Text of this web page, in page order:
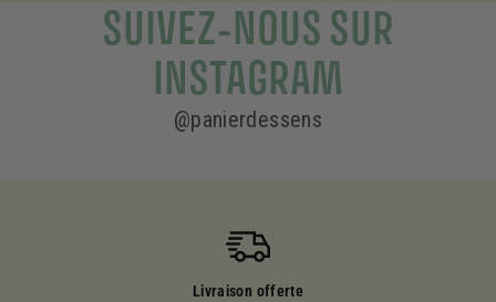
SUIVEZ-NOUS SUR
INSTAGRAM
@panierdessens
Livraison offerte